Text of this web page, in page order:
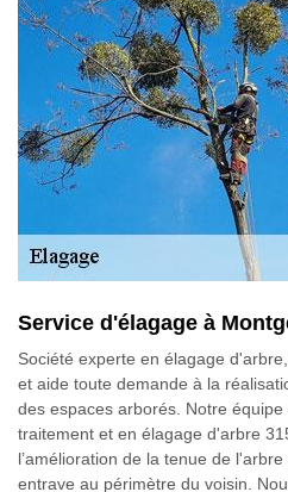
Service d'élagage à
Société experte en élagage
et aide toute demande à la
des espaces arborés. Notre
traitement et en élagage d'arbre
l’amélioration de la tenue de
entrave au périmètre du voisin.